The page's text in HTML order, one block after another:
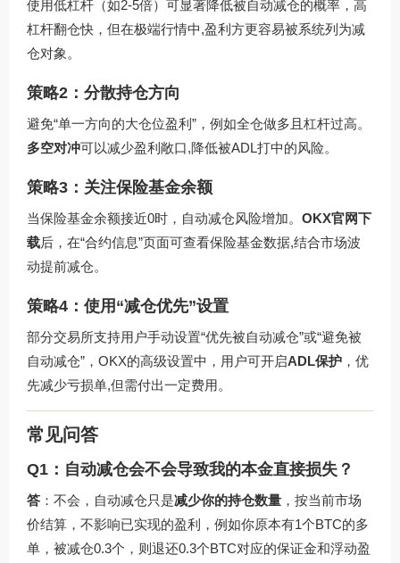
使用低杠杆（如2-5倍）可显著降低被自动减仓的概率，高
杠杆翻仓快，但在极端行情中,盈利方更容易被系统列为减
仓对象。
策略2：分散持仓方向
避免“单一方向的大仓位盈利”，例如全仓做多且杠杆过高。
多空对冲可以减少盈利敞口,降低被ADL打中的风险。
策略3：关注保险基金余额
当保险基金余额接近0时，自动减仓风险增加。 OKX官网下
载后，在“合约信息”页面可查看保险基金数据,结合市场波
动提前减仓。
策略4：使用“减仓优先”设置
部分交易所支持用户手动设置“优先被自动减仓”或“避免被
自动减仓”，OKX的高级设置中，用户可开启ADL保护 ，优
先减少亏损单,但需付出一定费用。
常见问答
Q1：自动减仓会不会导致我的本金直接损失？
答 ：不会，自动减仓只是减少你的持仓数量 ，按当前市场
价结算，不影响已实现的盈利，例如你原本有1个BTC的多
单，被减仓0.3个，则退还0.3个BTC对应的保证金和浮动盈